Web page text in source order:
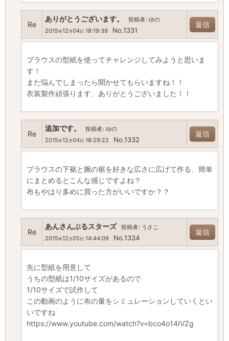
Re
ありがとうございます。 投稿者: ゆの
2015年12 月04日 18:19:39 No.1331
返信
ブラウスの型紙を使ってチャレンジしてみようと思いま
す！
また悩んでしまったら聞かせてもらいますね！！
衣装製作頑張ります、ありがとうございました！！
Re
追加です。 投稿者: ゆの
2015年12 月04日 18:29:22 No.1332
返信
ブラウスの下裾と腕の裾を好きな広さに広げて作る、簡単
にまとめるとこんな感じですよね？
布もやはり多めに買った方がいいですか？？
Re
あんさんぶるスターズ 投稿者: うさこ
2015年12 月05 日 14:44:09 No.1334
返信
先に型紙を用意して
うちの型紙は1/10サイズがあるので
1/10サイズで試作して
この動画のように布の量をシミュレーションしていくとい
いですね
https://www.youtube.com/watch?v=bco4o14IVZg